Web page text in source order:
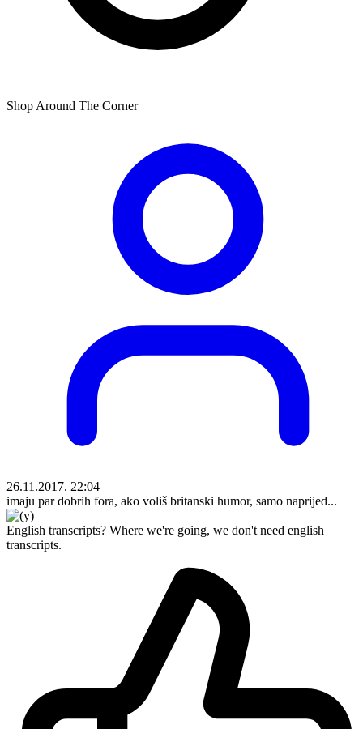
Shop Around The Corner
26.11.2017. 22:04
imaju par dobrih fora, ako voliš britanski humor, samo naprijed...
English transcripts? Where we're going, we don't need english
transcripts.